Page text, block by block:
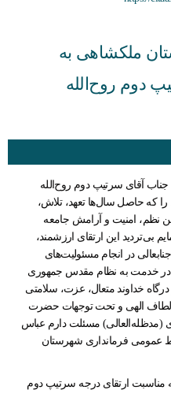
ملکشاهی به
دوم روح‌الله
مناسبت ارتقای درجه سرتیپ دوم